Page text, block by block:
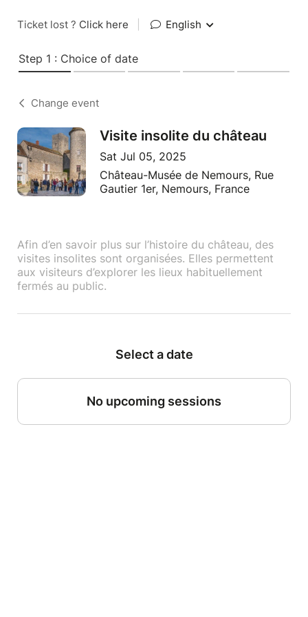
Ticket lost ? Click here English
Step 1 : Choice of date
Change event
Visite insolite du château
Sat Jul 05, 2025
Château-Musée de Nemours, Rue
Gautier 1er, Nemours, France
Afin d’en savoir plus sur l’histoire du château, des
visites insolites sont organisées. Elles permettent
aux visiteurs d’explorer les lieux habituellement
fermés au public.
Select a date
No upcoming sessions